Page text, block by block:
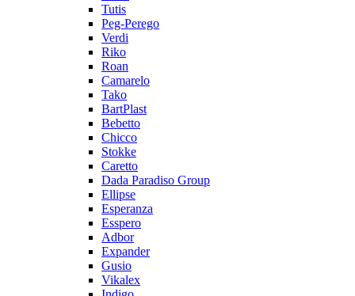
Tutis
Peg-Perego
Verdi
Riko
Roan
Camarelo
Tako
BartPlast
Bebetto
Chicco
Stokke
Caretto
Dada Paradiso Group
Ellipse
Esperanza
Esspero
Adbor
Expander
Gusio
Vikalex